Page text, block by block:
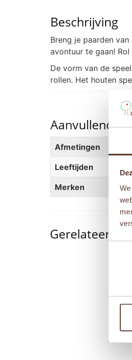
Beschrijving
Breng je paarden
avontuur te gaan!
De vorm van de
rollen. Het houten
Aanvullende
Afmetingen
Leeftijden
Merken
Gerelateerde